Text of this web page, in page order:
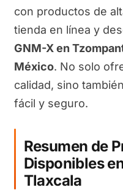
con productos de
tienda en línea y
GNM-X en
México. No solo
calidad, sino
fácil y seguro.
Resumen de
Disponibles
Tlaxcala